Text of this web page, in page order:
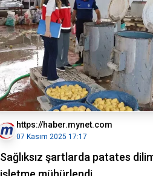
https://haber.mynet.com
07 Kasım 2025 17:17
Sağlıksız şartlarda patates